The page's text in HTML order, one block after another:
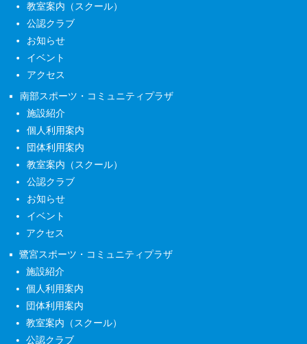
教室案内（スクール）
公認クラブ
お知らせ
イベント
アクセス
南部スポーツ・コミュニティプラザ
施設紹介
個人利用案内
団体利用案内
教室案内（スクール）
公認クラブ
お知らせ
イベント
アクセス
鷺宮スポーツ・コミュニティプラザ
施設紹介
個人利用案内
団体利用案内
教室案内（スクール）
公認クラブ